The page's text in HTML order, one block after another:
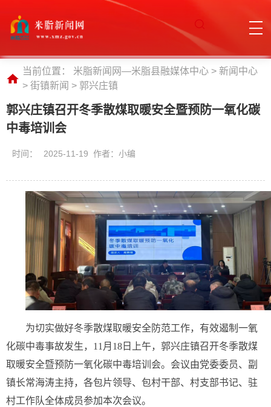
当前位置： 米脂新闻网—米脂县融媒体中心 > 新闻中心
> 街镇新闻 > 郭兴庄镇
郭兴庄镇召开冬季散煤取暖安全暨预防一氧化碳
中毒培训会
时间： 2025-11-19 作者：小编
为切实做好冬季散煤取暖安全防范工作，有效遏制一氧
化碳中毒事故发生，11月18日上午，郭兴庄镇召开冬季散煤
取暖安全暨预防一氧化碳中毒培训会。会议由党委委员、副
镇长常海涛主持，各包片领导、包村干部、村支部书记、驻
村工作队全体成员参加本次会议。